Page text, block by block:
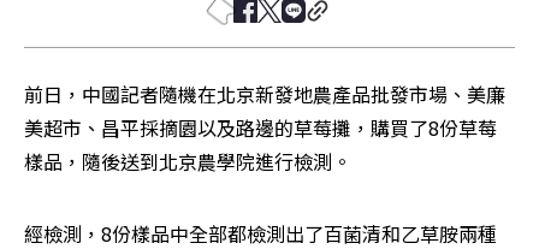
前日，中國記者隨機在北京新發地農產品批發市場、美廉
美超市、昌平採摘園以及路邊的草莓攤，購買了8份草莓
樣品，隨後送到北京農學院進行檢測。
經檢測，8份樣品中全部都檢測出了百菌清和乙草胺兩種